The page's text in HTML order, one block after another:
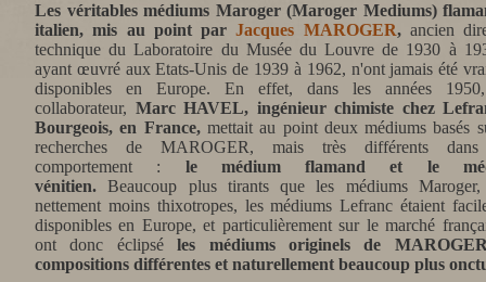
Les véritables médiums Maroger (Maroger Mediums)
italien, mis au point parJacques MAROGER,ancien
technique du Laboratoire du Musée du Louvre de 1930 à
ayant œuvré aux Etats-Unis de 1939 à 1962, n'ont jamais été
disponibles en Europe. En effet, dans les années
collaborateur, Marc HAVEL, ingénieur chimiste chez
Bourgeois, en France,mettait au point deux médiums basés
recherches de MAROGER, mais très différents
comportement : le médium flamand et le
vénitien. Beaucoup plus tirants que les médiums Maroger,
nettement moins thixotropes, les médiums Lefranc étaient
disponibles en Europe, et particulièrement sur le marché
ont donc éclipséles médiums originels de
compositions différentes et naturellement beaucoup plus